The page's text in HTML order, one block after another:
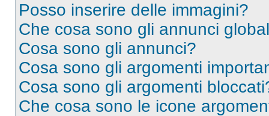
Posso inserire delle immagini?
Che cosa sono gli annunci
Cosa sono gli annunci?
Cosa sono gli argomenti
Cosa sono gli argomenti
Che cosa sono le icone